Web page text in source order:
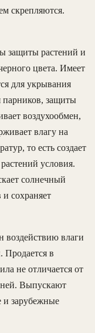
скрепляются.
защиты растений и
цвета. Имеет
для укрывания
парников, защиты
воздухообмен,
влагу на
то есть создает
условия.
солнечный
и сохраняет
воздействию влаги
Продается в
не отличается от
Выпускают
и зарубежные